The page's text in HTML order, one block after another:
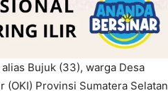
Bujuk (33), warga Desa
(OKI) Provinsi Sumatera Selatan